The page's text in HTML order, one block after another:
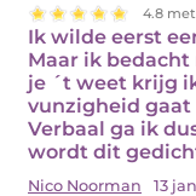
4.8
Ik wilde eerst
Maar ik
je ´t weet krijg
vunzigheid
Verbaal ga ik
wordt dit
Nico Noorman 13